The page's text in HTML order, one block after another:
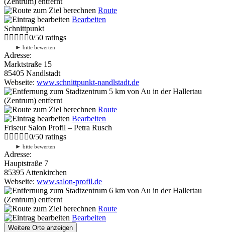
Route
Bearbeiten
Schnittpunkt
0/50 ratings
► bitte bewerten
Adresse:
Marktstraße 15
85405 Nandlstadt
Webseite: www.schnittpunkt-nandlstadt.de
5 km von Au in der Hallertau
(Zentrum) entfernt
Route
Bearbeiten
Friseur Salon Profil – Petra Rusch
0/50 ratings
► bitte bewerten
Adresse:
Hauptstraße 7
85395 Attenkirchen
Webseite: www.salon-profil.de
6 km von Au in der Hallertau
(Zentrum) entfernt
Route
Bearbeiten
Weitere Orte anzeigen